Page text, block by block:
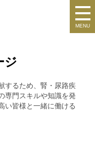
MENU
するため、腎・尿路疾
専門スキルや知識を発
い皆様と一緒に働ける